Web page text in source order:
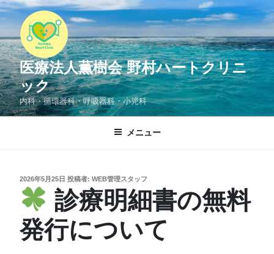
コ
ン
テ
ン
ツ
へ
ス
キ
医療法人薫樹会 野村ハートクリニ
ック
内科・循環器科・呼吸器科・小児科
メニュー
投
稿
日:
2026年5月25日 投稿者: WEB管理スタッフ
診療明細書の無料
発行について